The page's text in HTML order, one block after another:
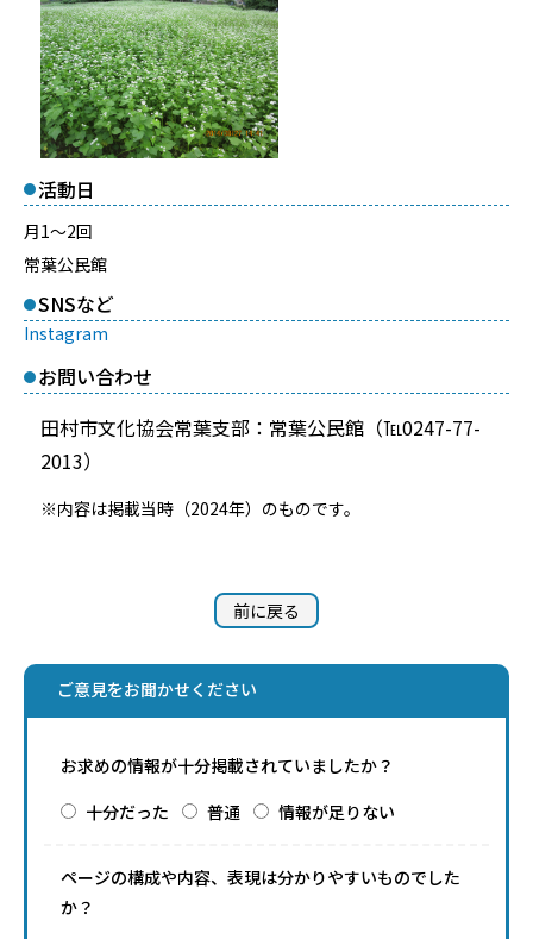
活動日
月1～2回
常葉公民館
SNSなど
Instagram
お問い合わせ
田村市文化協会常葉支部：常葉公民館（℡0247-77-
2013）
※内容は掲載当時（2024年）のものです。
前に戻る
ご意見をお聞かせください
お求めの情報が十分掲載されていましたか？
十分だった
普通 情報が足りない
ページの構成や内容、表現は分かりやすいものでした
か？